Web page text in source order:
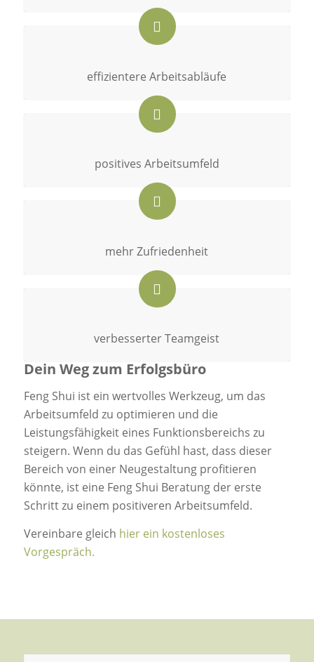
effizientere Arbeitsabläufe
positives Arbeitsumfeld
mehr Zufriedenheit
verbesserter Teamgeist
Dein Weg zum Erfolgsbüro
Feng Shui ist ein wertvolles Werkzeug, um das
Arbeitsumfeld zu optimieren und die
Leistungsfähigkeit eines Funktionsbereichs zu
steigern. Wenn du das Gefühl hast, dass dieser
Bereich von einer Neugestaltung profitieren
könnte, ist eine Feng Shui Beratung der erste
Schritt zu einem positiveren Arbeitsumfeld.
Vereinbare gleich hier ein kostenloses
Vorgespräch.